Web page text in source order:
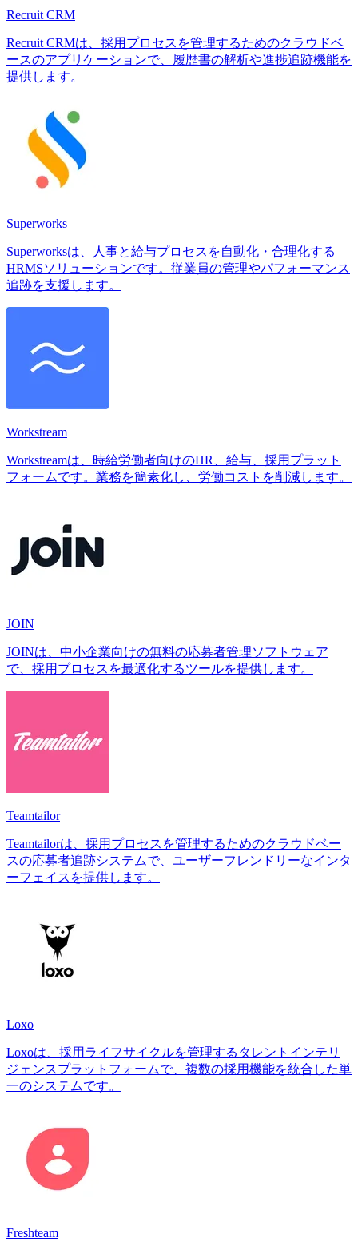
Recruit CRM
Recruit CRMは、採用プロセスを管理するためのクラウドベ
ースのアプリケーションで、履歴書の解析や進捗追跡機能を
提供します。
Superworks
Superworksは、人事と給与プロセスを自動化・合理化する
HRMSソリューションです。従業員の管理やパフォーマンス
追跡を支援します。
Workstream
Workstreamは、時給労働者向けのHR、給与、採用プラット
フォームです。業務を簡素化し、労働コストを削減します。
JOIN
JOINは、中小企業向けの無料の応募者管理ソフトウェア
で、採用プロセスを最適化するツールを提供します。
Teamtailor
Teamtailorは、採用プロセスを管理するためのクラウドベー
スの応募者追跡システムで、ユーザーフレンドリーなインタ
ーフェイスを提供します。
Loxo
Loxoは、採用ライフサイクルを管理するタレントインテリ
ジェンスプラットフォームで、複数の採用機能を統合した単
一のシステムです。
Freshteam